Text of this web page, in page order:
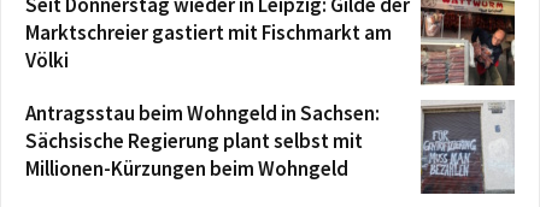
Marktschreier gastiert mit Fischmarkt am
Völki
Antragsstau beim Wohngeld in Sachsen:
Sächsische Regierung plant selbst mit
Millionen-Kürzungen beim Wohngeld